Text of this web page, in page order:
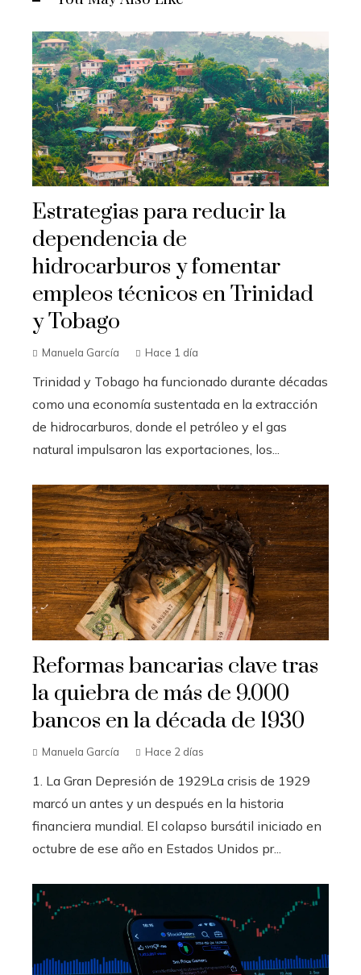
Estrategias para reducir la
dependencia de
hidrocarburos y fomentar
empleos técnicos en Trinidad
y Tobago
Manuela García Hace 1 día
Trinidad y Tobago ha funcionado durante décadas
como una economía sustentada en la extracción
de hidrocarburos, donde el petróleo y el gas
natural impulsaron las exportaciones, los...
Reformas bancarias clave tras
la quiebra de más de 9.000
bancos en la década de 1930
Manuela García Hace 2 días
1. La Gran Depresión de 1929La crisis de 1929
marcó un antes y un después en la historia
financiera mundial. El colapso bursátil iniciado en
octubre de ese año en Estados Unidos pr...